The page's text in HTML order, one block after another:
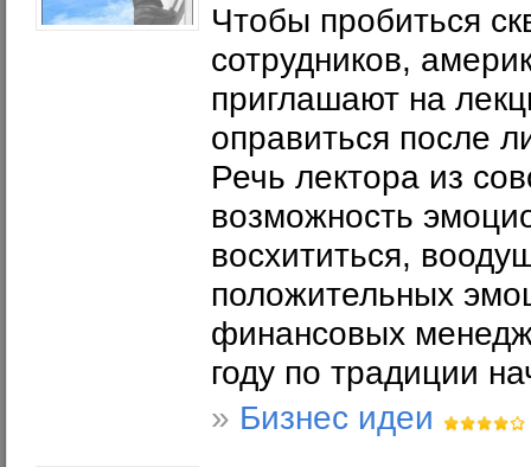
Чтобы пробиться
сотрудников,
приглашают на
оправиться после
Речь лектора из
возможность
восхититься,
положительных
финансовых
году по традиции
» Бизнес идеи